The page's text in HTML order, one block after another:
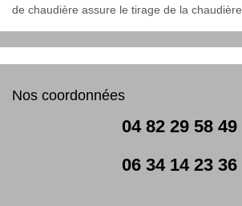
de chaudière assure le tirage de la chaudière.
Nos coordonnées
04 82 29 58 49
06 34 14 23 36